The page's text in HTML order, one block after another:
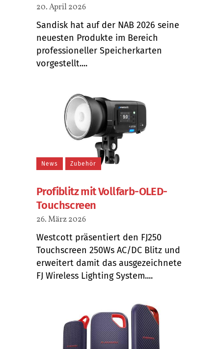
20. April 2026
Sandisk hat auf der NAB 2026 seine
neuesten Produkte im Bereich
professioneller Speicherkarten
vorgestellt....
News Zubehör
Profiblitz mit Vollfarb-OLED-
Touchscreen
26. März 2026
Westcott präsentiert den FJ250
Touchscreen 250Ws AC/DC Blitz und
erweitert damit das ausgezeichnete
FJ Wireless Lighting System....